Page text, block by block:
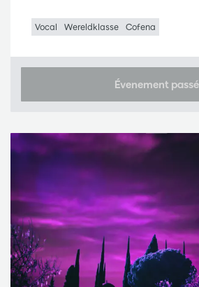
Vocal Wereldklasse Cofena
Évenement passé